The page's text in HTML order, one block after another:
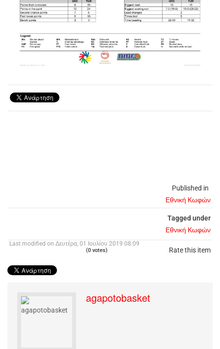
Published in
Εθνική Κωφών
Tagged under
Εθνική Κωφών
Rate this item
(0 votes)
Last modified on Δευτέρα, 01 Ιουλίου 2019 08:09
agapotobasket